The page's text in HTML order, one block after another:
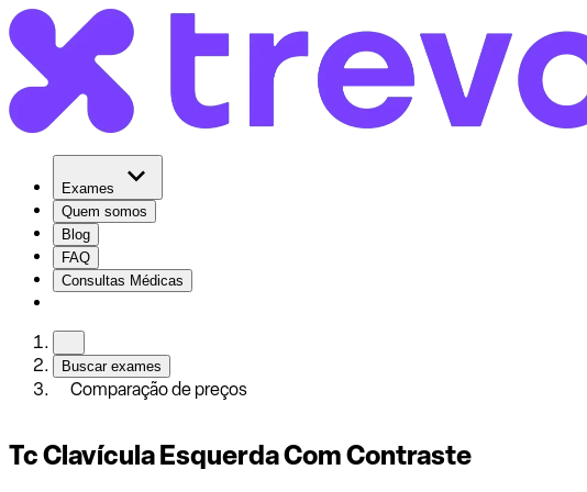
Exames
Quem somos
Blog
FAQ
Consultas Médicas
Buscar exames
Comparação de preços
Tc Clavícula Esquerda Com Contraste